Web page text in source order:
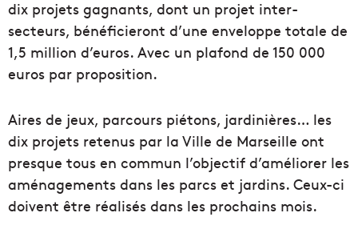
dix projets gagnants, dont un projet inter-
secteurs, bénéficieront d’une enveloppe totale de
1,5 million d’euros. Avec un plafond de 150 000
euros par proposition.
Aires de jeux, parcours piétons, jardinières… les
dix projets retenus par la Ville de Marseille ont
presque tous en commun l’objectif d’améliorer les
aménagements dans les parcs et jardins. Ceux-ci
doivent être réalisés dans les prochains mois.